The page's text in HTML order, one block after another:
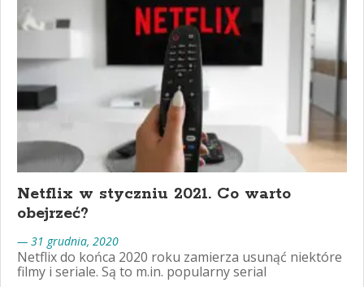
Netflix w styczniu 2021. Co warto
obejrzeć?
— 31 grudnia, 2020
Netflix do końca 2020 roku zamierza usunąć niektóre
filmy i seriale. Są to m.in. popularny serial